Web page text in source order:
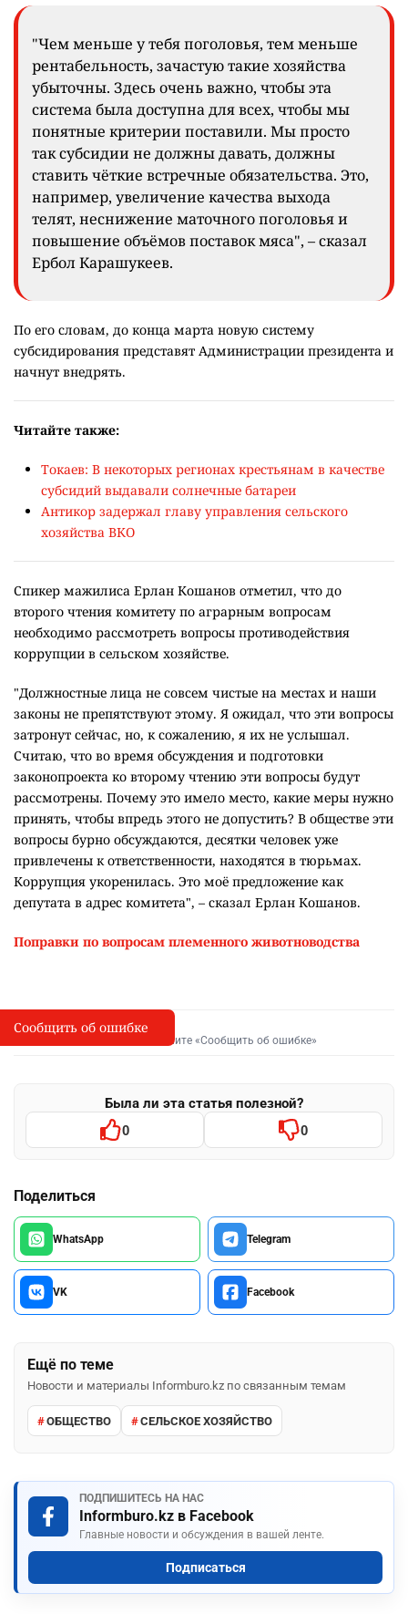
"Чем меньше у тебя поголовья, тем меньше
рентабельность, зачастую такие хозяйства
убыточны. Здесь очень важно, чтобы эта
система была доступна для всех, чтобы мы
понятные критерии поставили. Мы просто
так субсидии не должны давать, должны
ставить чёткие встречные обязательства. Это,
например, увеличение качества выхода
телят, неснижение маточного поголовья и
повышение объёмов поставок мяса", – сказал
Ербол Карашукеев.
По его словам, до конца марта новую систему
субсидирования представят Администрации президента и
начнут внедрять.
Читайте также:
Токаев: В некоторых регионах крестьянам в качестве
субсидий выдавали солнечные батареи
Антикор задержал главу управления сельского
хозяйства ВКО
Спикер мажилиса Ерлан Кошанов отметил, что до
второго чтения комитету по аграрным вопросам
необходимо рассмотреть вопросы противодействия
коррупции в сельском хозяйстве.
"Должностные лица не совсем чистые на местах и наши
законы не препятствуют этому. Я ожидал, что эти вопросы
затронут сейчас, но, к сожалению, я их не услышал.
Считаю, что во время обсуждения и подготовки
законопроекта ко второму чтению эти вопросы будут
рассмотрены. Почему это имело место, какие меры нужно
принять, чтобы впредь этого не допустить? В обществе эти
вопросы бурно обсуждаются, десятки человек уже
привлечены к ответственности, находятся в тюрьмах.
Коррупция укоренилась. Это моё предложение как
депутата в адрес комитета", – сказал Ерлан Кошанов.
Поправки по вопросам племенного животноводства
I
Сообщить об опечатке
Выделите фрагмент и нажмите «Сообщить об ошибке»
Была ли эта статья полезной?
0 0
Поделиться
WhatsApp Telegram
VK Facebook
Ещё по теме
Новости и материалы Informburo.kz по связанным темам
ОБЩЕСТВО СЕЛЬСКОЕ ХОЗЯЙСТВО
ПОДПИШИТЕСЬ НА НАС
Informburo.kz в Facebook
Главные новости и обсуждения в вашей ленте.
Подписаться
Сообщить об ошибке